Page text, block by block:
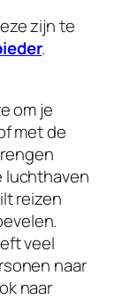
zijn te
.
om je
met de
luchthaven
reizen
veel
naar
naar